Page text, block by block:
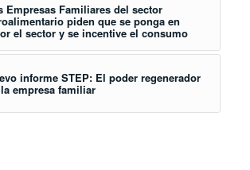
Empresas Familiares del sector
piden que se ponga en
el sector y se incentive el consumo
informe STEP: El poder regenerador
empresa familiar